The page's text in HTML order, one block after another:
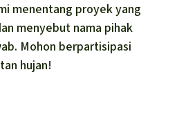
menentang proyek yang
menyebut nama pihak
Mohon berpartisipasi
hujan!